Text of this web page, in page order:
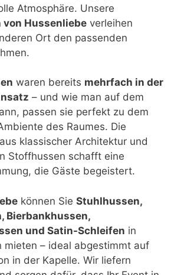
Atmosphäre. Unsere
Hussenliebe verleihen
Ort den passenden
waren bereits mehrfach in der
– und wie man auf dem
passen sie perfekt zu dem
des Raumes. Die
klassischer Architektur und
Stoffhussen schafft eine
die Gäste begeistert.
können Sie Stuhlhussen,
Bierbankhussen,
und Satin-Schleifen in
mieten – ideal abgestimmt auf
in der Kapelle. Wir liefern